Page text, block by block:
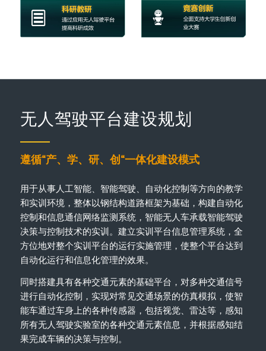
无人驾驶平台建设规划
遵循“产、学、研、创“一体化建设模式
用于从事人工智能、智能驾驶、自动化控制等方向的教学
和实训环境，整体以钢结构道路框架为基础，构建自动化
控制和信息通信网络监测系统，智能无人车承载智能驾驶
决策与控制技术的实训。建立实训平台信息管理系统，全
方位地对整个实训平台的运行实施管理，使整个平台达到
自动化运行和信息化管理的效果。
同时搭建具有各种交通元素的基础平台，对多种交通信号
进行自动化控制，实现对常见交通场景的仿真模拟，使智
能车通过车身上的各种传感器，包括视觉、雷达等，感知
所有无人驾驶实验室的各种交通元素信息，并根据感知结
果完成车辆的决策与控制。